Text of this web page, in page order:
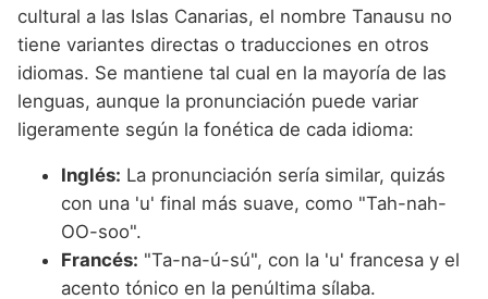
cultural a las Islas Canarias, el nombre Tanausu no
tiene variantes directas o traducciones en otros
idiomas. Se mantiene tal cual en la mayoría de las
lenguas, aunque la pronunciación puede variar
ligeramente según la fonética de cada idioma:
Inglés: La pronunciación sería similar, quizás
con una 'u' final más suave, como "Tah-nah-
OO-soo".
Francés: "Ta-na-ú-sú", con la 'u' francesa y el
acento tónico en la penúltima sílaba.